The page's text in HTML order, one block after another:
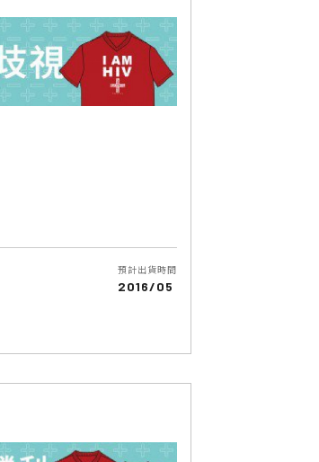
預計出貨時間
2016/05